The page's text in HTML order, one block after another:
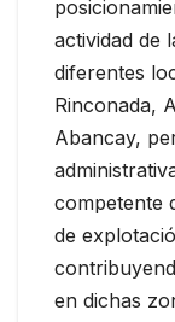
actividad de
diferentes
Rinconada,
Abancay,
competente
de
en dichas